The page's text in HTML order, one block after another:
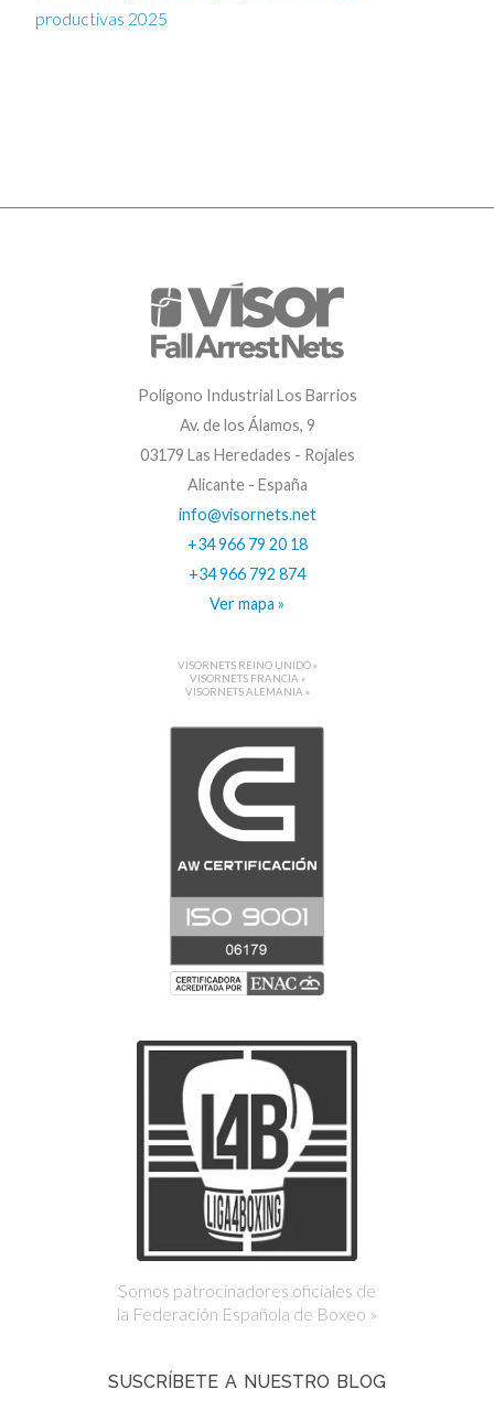
productivas 2025
Polígono Industrial Los Barrios
Av. de los Álamos, 9
03179 Las Heredades - Rojales
Alicante - España
info@visornets.net
+34 966 79 20 18
+34 966 792 874
Ver mapa »
VISORNETS REINO UNIDO »
VISORNETS FRANCIA »
VISORNETS ALEMANIA »
Somos patrocinadores oficiales de
la Federación Española de Boxeo »
SUSCRÍBETE A NUESTRO BLOG